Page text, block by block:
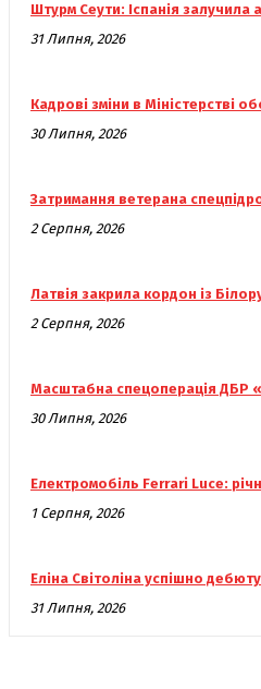
Штурм Сеути: Іспанія залучила
31 Липня, 2026
Кадрові зміни в Міністерстві
30 Липня, 2026
Затримання ветерана
2 Серпня, 2026
Латвія закрила кордон із
2 Серпня, 2026
Масштабна спецоперація ДБР
30 Липня, 2026
Електромобіль Ferrari Luce:
1 Серпня, 2026
Еліна Світоліна успішно
31 Липня, 2026